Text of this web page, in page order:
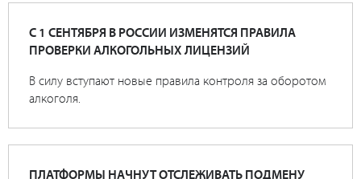
С 1 СЕНТЯБРЯ В РОССИИ ИЗМЕНЯТСЯ ПРАВИЛА
ПРОВЕРКИ АЛКОГОЛЬНЫХ ЛИЦЕНЗИЙ
В силу вступают новые правила контроля за оборотом
алкоголя.
ПЛАТФОРМЫ НАЧНУТ ОТСЛЕЖИВАТЬ ПОДМЕНУ